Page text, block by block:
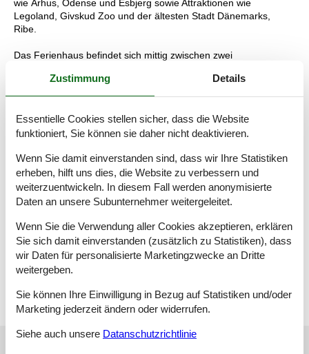
wie Århus, Odense und Esbjerg sowie Attraktionen wie
Legoland, Givskud Zoo und der ältesten Stadt Dänemarks,
Ribe.
Das Ferienhaus befindet sich mittig zwischen zwei
spielen, das Schwimmbad und den Pool nutzen und Tennis
spielen können.
Der Stand eignet sich durch das ruhige und seichte, nur sehr
langsam tiefer werdende Wasser besonders gut für Kinder. Im
oder auch Wassersport machen. Durch die Ostausrichtung
haben Sie hier wunderbaren Schutz vorm Westwind und über
den Sommer viele schöne Strandtage.
Wissenswertes
Keine Vermietung an Jugendgruppen, in denen alle 15-25 Jahre
sind. Rauchen ist nicht zugelassen. Bei Nichtbeachtung dieses
Verbots wird eine Gebühr von mindestens EUR 420,- erhoben.
Zustimmung Details
Essentielle Cookies stellen sicher, dass die Website
funktioniert, Sie können sie daher nicht deaktivieren.
Wenn Sie damit einverstanden sind, dass wir Ihre Statistiken
erheben, hilft uns dies, die Website zu verbessern und
weiterzuentwickeln. In diesem Fall werden anonymisierte
Daten an unsere Subunternehmer weitergeleitet.
Wenn Sie die Verwendung aller Cookies akzeptieren, erklären
Sie sich damit einverstanden (zusätzlich zu Statistiken), dass
wir Daten für personalisierte Marketingzwecke an Dritte
weitergeben.
Sie können Ihre Einwilligung in Bezug auf Statistiken und/oder
Marketing jederzeit ändern oder widerrufen.
Siehe auch unsere Datanschutzrichtlinie